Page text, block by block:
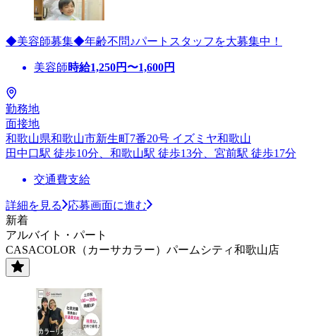
◆美容師募集◆年齢不問♪パートスタッフを大募集中！
美容師時給1,250円〜1,600円
勤務地
面接地
和歌山県和歌山市新生町7番20号 イズミヤ和歌山
田中口駅 徒歩10分、和歌山駅 徒歩13分、宮前駅 徒歩17分
交通費支給
詳細を見る
応募画面に進む
新着
アルバイト・パート
CASACOLOR（カーサカラー）パームシティ和歌山店